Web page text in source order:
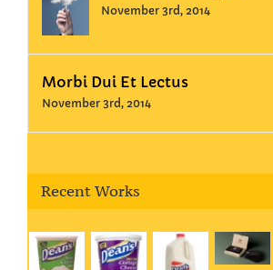
November 3rd, 2014
Morbi Dui Et Lectus
November 3rd, 2014
Recent Works